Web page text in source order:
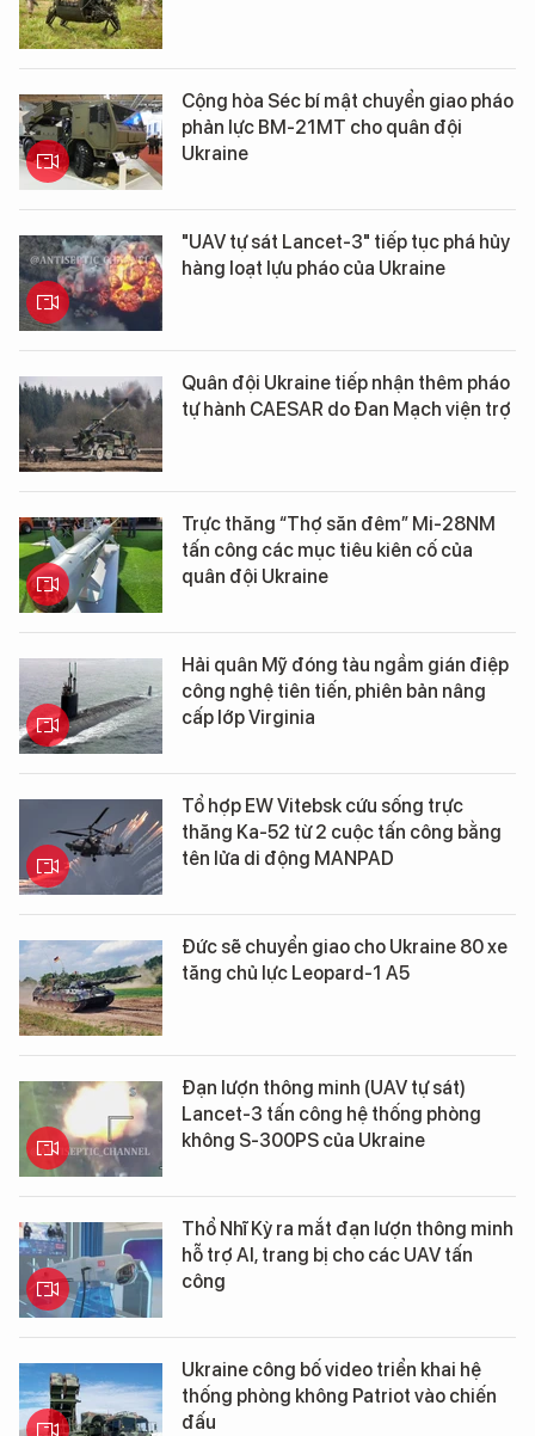
Cộng hòa Séc bí mật chuyển giao pháo
phản lực BM-21MT cho quân đội
Ukraine
"UAV tự sát Lancet-3" tiếp tục phá hủy
hàng loạt lựu pháo của Ukraine
Quân đội Ukraine tiếp nhận thêm pháo
tự hành CAESAR do Đan Mạch viện trợ
Trực thăng “Thợ săn đêm” Mi-28NM
tấn công các mục tiêu kiên cố của
quân đội Ukraine
Hải quân Mỹ đóng tàu ngầm gián điệp
công nghệ tiên tiến, phiên bản nâng
cấp lớp Virginia
Tổ hợp EW Vitebsk cứu sống trực
thăng Ka-52 từ 2 cuộc tấn công bằng
tên lửa di động MANPAD
Đức sẽ chuyển giao cho Ukraine 80 xe
tăng chủ lực Leopard-1 A5
Đạn lượn thông minh (UAV tự sát)
Lancet-3 tấn công hệ thống phòng
không S-300PS của Ukraine
Thổ Nhĩ Kỳ ra mắt đạn lượn thông minh
hỗ trợ AI, trang bị cho các UAV tấn
công
Ukraine công bố video triển khai hệ
thống phòng không Patriot vào chiến
đấu